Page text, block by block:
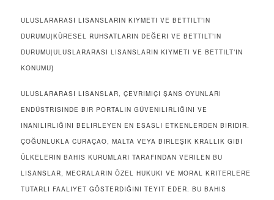
ULUSLARARASI LISANSLARIN KIYMETI VE BETTILT’IN
DURUMU|KÜRESEL RUHSATLARIN DEĞERI VE BETTILT’IN
DURUMU|ULUSLARARASI LISANSLARIN KIYMETI VE BETTILT’IN
KONUMU}
ULUSLARARASI LISANSLAR, ÇEVRIMIÇI ŞANS OYUNLARI
ENDÜSTRISINDE BIR PORTALIN GÜVENILIRLIĞINI VE
INANILIRLIĞINI BELIRLEYEN EN ESASLI ETKENLERDEN BIRIDIR.
ÇOĞUNLUKLA CURAÇAO, MALTA VEYA BIRLEŞIK KRALLIK GIBI
ÜLKELERIN BAHIS KURUMLARI TARAFINDAN VERILEN BU
LISANSLAR, MECRALARIN ÖZEL HUKUKI VE MORAL KRITERLERE
TUTARLI FAALIYET GÖSTERDIĞINI TEYIT EDER. BU BAHIS